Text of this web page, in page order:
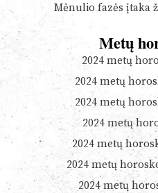
Mėnulio fazės įtaka
Metų
2024 metų
2024 metų
2024 metų
2024 metų
2024 metų
2024 metų
2024 metų